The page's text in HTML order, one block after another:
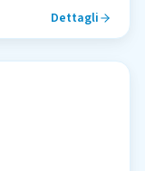
Dettagli